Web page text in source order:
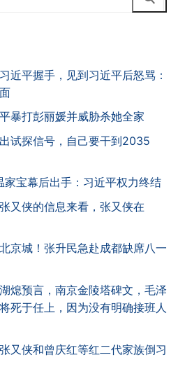
近平握手，见到习近平后怒骂：
暴打彭丽媛并威胁杀她全家
试探信号，自己要干到2035
宝幕后出手：习近平权力终结
又侠的信息来看，张又侠在
京城！张升民急赴成都缺席八一
熄预言，南京金陵塔碑文，毛泽
死于任上，因为没有明确接班人
又侠和曾庆红等红二代家族倒习